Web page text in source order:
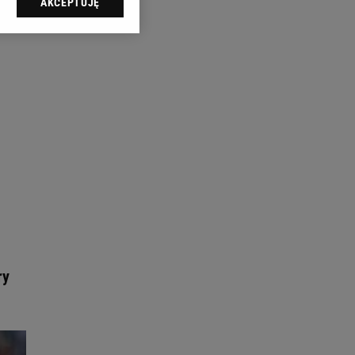
sp. z o.o., jej
swoje preferencje
celów identyfikacji.
reklam i treści,